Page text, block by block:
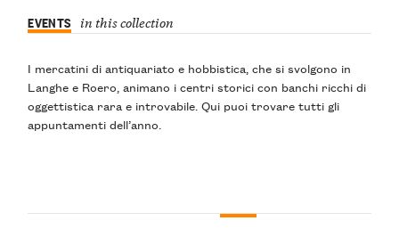
EVENTS in this collection
I mercatini di antiquariato e hobbistica, che si svolgono in
Langhe e Roero, animano i centri storici con banchi ricchi di
oggettistica rara e introvabile. Qui puoi trovare tutti gli
appuntamenti dell’anno.